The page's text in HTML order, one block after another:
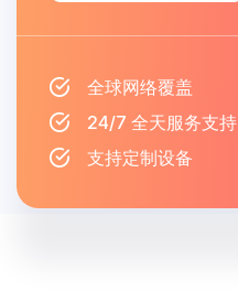
全球网络覆盖
24/7 全天服务支持
支持定制设备